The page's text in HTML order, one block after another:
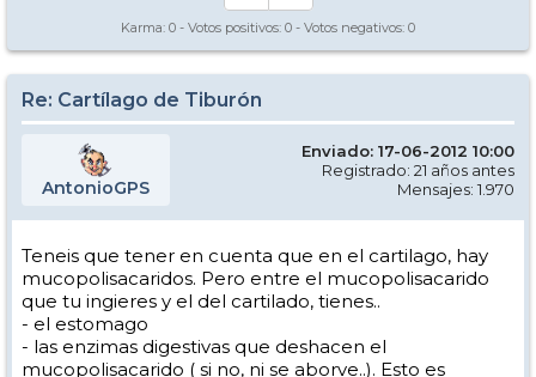
Karma: 0 - Votos positivos: 0 - Votos negativos: 0
Re: Cartílago de Tiburón
AntonioGPS
Enviado: 17-06-2012 10:00
Registrado: 21 años antes
Mensajes: 1.970
Teneis que tener en cuenta que en el cartilago, hay
mucopolisacaridos. Pero entre el mucopolisacarido
que tu ingieres y el del cartilado, tienes..
- el estomago
- las enzimas digestivas que deshacen el
mucopolisacarido ( si no, ni se aborve..). Esto es